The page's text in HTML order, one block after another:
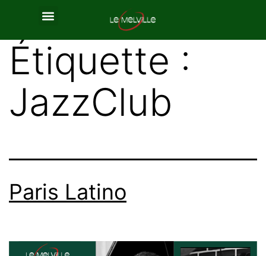
Étiquette :
JazzClub
Paris Latino